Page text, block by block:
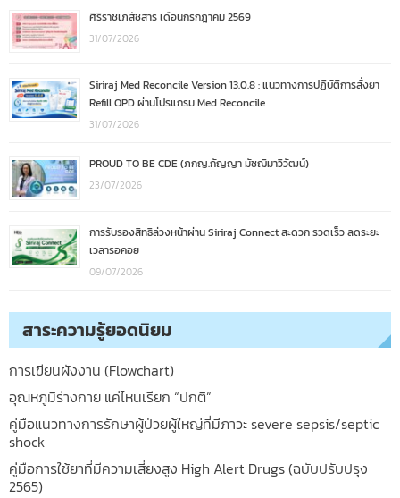
ศิริราชเภสัชสาร เดือนกรกฎาคม 2569
31/07/2026
Siriraj Med Reconcile Version 13.0.8 : แนวทางการปฏิบัติการสั่งยา
Refill OPD ผ่านโปรแกรม Med Reconcile
31/07/2026
PROUD TO BE CDE (ภกญ.กัญญา มัชฌิมาวิวัฒน์)
23/07/2026
การรับรองสิทธิล่วงหน้าผ่าน Siriraj Connect สะดวก รวดเร็ว ลดระยะ
เวลารอคอย
09/07/2026
สาระความรู้ยอดนิยม
การเขียนผังงาน (Flowchart)
อุณหภูมิร่างกาย แค่ไหนเรียก “ปกติ”
คู่มือแนวทางการรักษาผู้ป่วยผู้ใหญ่ที่มีภาวะ severe sepsis/septic
shock
คู่มือการใช้ยาที่มีความเสี่ยงสูง High Alert Drugs (ฉบับปรับปรุง
2565)